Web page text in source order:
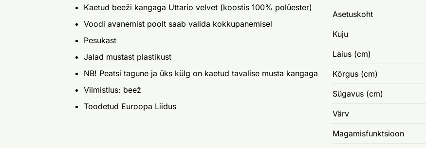
Kaetud beeži kangaga Uttario velvet (koostis 100% polüester)
Voodi avanemist poolt saab valida kokkupanemisel
Pesukast
Jalad mustast plastikust
NB! Peatsi tagune ja üks külg on kaetud tavalise musta kangaga
Viimistlus: beež
Toodetud Euroopa Liidus
Asetuskoht
Kuju
Laius (cm)
Kõrgus (cm)
Sügavus (cm)
Värv
Magamisfunktsioon